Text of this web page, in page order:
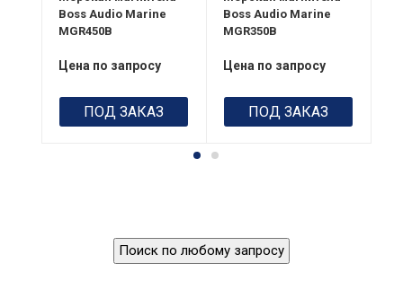
Boss Audio Marine
MGR450B
Цена по запросу
ПОД ЗАКАЗ
Boss Audio Marine
MGR350B
Цена по запросу
ПОД ЗАКАЗ
Поиск по любому запросу